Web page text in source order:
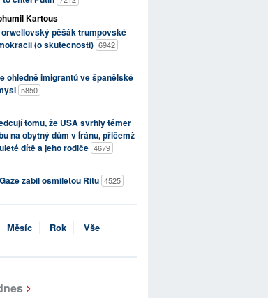
Kartous
pěšák trumpovské
(o skutečnosti) 6942
ohledně imigrantů ve španělské
5850
tomu, že USA svrhly téměř
na obytný dům v Íránu, přičemž
dítě a jeho rodiče 4679
zabil osmiletou Ritu 4525
Měsíc Rok Vše